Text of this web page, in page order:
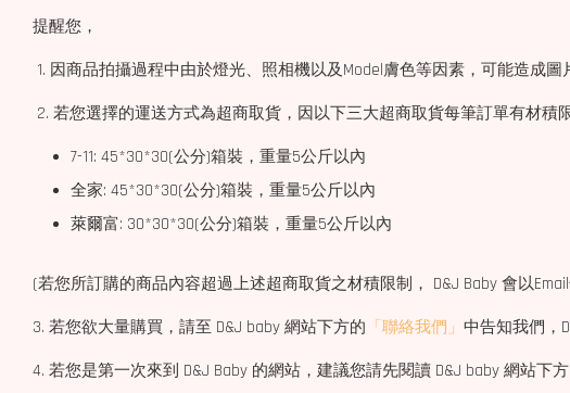
提醒您，
1. 因商品拍攝過程中由於燈光、照相機以及Model膚色等因素，可能造成
2. 若您選擇的運送方式為超商取貨，因以下三大超商取貨每筆訂單有材積
7-11: 45*30*30(公分)箱裝，重量5公斤以內
全家: 45*30*30(公分)箱裝，重量5公斤以內
萊爾富: 30*30*30(公分)箱裝，重量5公斤以內
(若您所訂購的商品內容超過上述超商取貨之材積限制， D&J Baby 會以
3. 若您欲大量購買，請至 D&J baby 網站下方的 「聯絡我們」 中告知我們，
4. 若您是第一次來到 D&J Baby 的網站，建議您請先閱讀 D&J baby 網站下